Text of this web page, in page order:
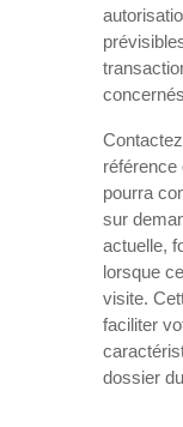
référence
pourra
sur
actuelle,
lorsque
visite.
faciliter
dossier